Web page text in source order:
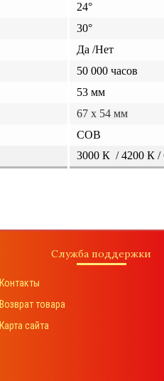
24°
30°
Да/Нет
50 000 часов
53 мм
67 х 54 мм
СОВ
3000 К / 4200 К /
Служба поддержки
Контакты
Возврат товара
Карта сайта